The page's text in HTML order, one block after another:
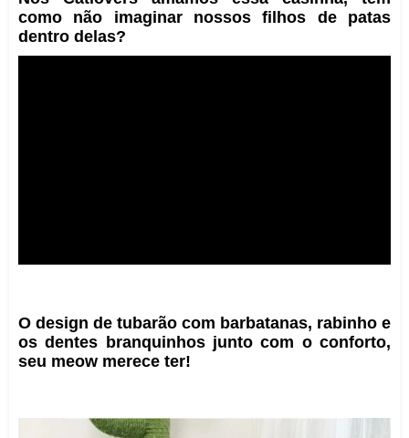
como não imaginar nossos filhos de patas
dentro delas?
O design de tubarão com barbatanas, rabinho e
os dentes branquinhos junto com o conforto,
seu meow merece ter!